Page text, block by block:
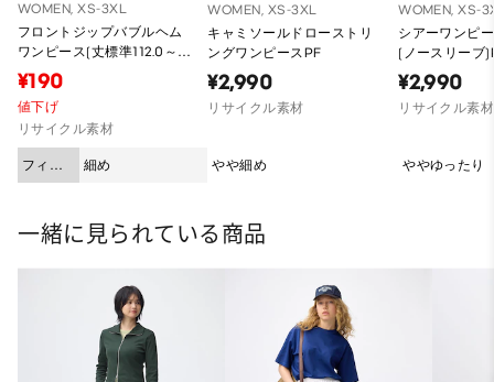
WOMEN, XS-3XL
フロントジップバブルヘム
ワンピース(丈標準112.0～
121.0cm)
¥190
値下げ
リサイクル素材
フィッ
ト
細め
WOMEN, XS-3XL
キャミソールドローストリ
ングワンピースPF
¥2,990
リサイクル素材
やや細め
WOMEN, XS-
シアーワンピ
(ノースリーブ
¥2,990
リサイクル素材
ややゆったり
一緒に見られている商品